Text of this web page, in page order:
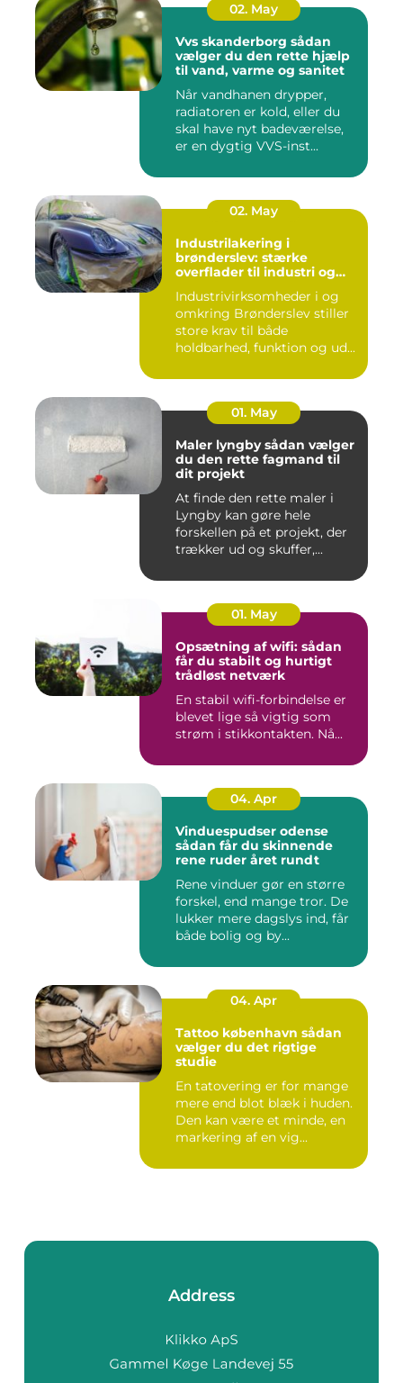
02. May
Vvs skanderborg sådan
vælger du den rette hjælp
til vand, varme og sanitet
Når vandhanen drypper,
radiatoren er kold, eller du
skal have nyt badeværelse,
er en dygtig VVS-inst...
02. May
Industrilakering i
brønderslev: stærke
overflader til industri og
Industrivirksomheder i og
omkring Brønderslev stiller
store krav til både
holdbarhed, funktion og ud...
01. May
Maler lyngby sådan vælger
du den rette fagmand til
dit projekt
At finde den rette maler i
Lyngby kan gøre hele
forskellen på et projekt, der
trækker ud og skuffer,...
01. May
Opsætning af wifi: sådan
får du stabilt og hurtigt
trådløst netværk
En stabil wifi-forbindelse er
blevet lige så vigtig som
strøm i stikkontakten. Nå...
04. Apr
Vinduespudser odense
sådan får du skinnende
rene ruder året rundt
Rene vinduer gør en større
forskel, end mange tror. De
lukker mere dagslys ind, får
både bolig og by...
04. Apr
Tattoo københavn sådan
vælger du det rigtige
studie
En tatovering er for mange
mere end blot blæk i huden.
Den kan være et minde, en
markering af en vig...
Address